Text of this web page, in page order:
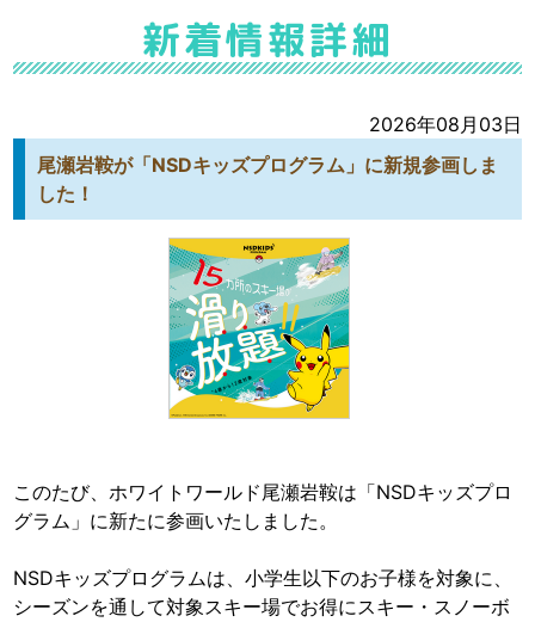
新着情報詳細
2026年08月03日
尾瀬岩鞍が「NSDキッズプログラム」に新規参画しま
した！
このたび、ホワイトワールド尾瀬岩鞍は「NSDキッズプロ
グラム」に新たに参画いたしました。
NSDキッズプログラムは、小学生以下のお子様を対象に、
シーズンを通して対象スキー場でお得にスキー・スノーボ